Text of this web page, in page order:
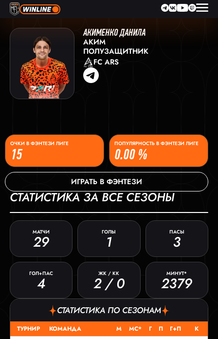
АКИМЕНКО ДАНИЛА
АКИМ
ПОЛУЗАЩИТНИК
FC ARS
15
ОЧКИ В ФЭНТЕЗИ ЛИГЕ
0.00 %
ПОПУЛЯРНОСТЬ В ФЭНТЕЗИ ЛИГЕ
ИГРАТЬ В ФЭНТЕЗИ
СТАТИСТИКА ЗА ВСЕ СЕЗОНЫ
МАТЧИ
29
ГОЛЫ
1
ПАСЫ
3
ГОЛ+ПАС
4
ЖК / КК
2 / 0
МИНУТ*
2379
СТАТИСТИКА ПО СЕЗОНАМ
ТУРНИР КОМАНДА М МС* Г П Г+П
К